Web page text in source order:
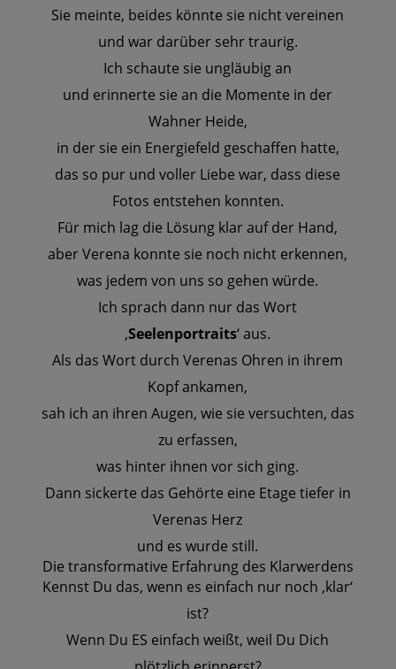
Sie meinte, beides könnte sie nicht vereinen
und war darüber sehr traurig.
Ich schaute sie ungläubig an
und erinnerte sie an die Momente in der
Wahner Heide,
in der sie ein Energiefeld geschaffen hatte,
das so pur und voller Liebe war, dass diese
Fotos entstehen konnten.
Für mich lag die Lösung klar auf der Hand,
aber Verena konnte sie noch nicht erkennen,
was jedem von uns so gehen würde.
Ich sprach dann nur das Wort
‚Seelenportraits‘ aus.
Als das Wort durch Verenas Ohren in ihrem
Kopf ankamen,
sah ich an ihren Augen, wie sie versuchten, das
zu erfassen,
was hinter ihnen vor sich ging.
Dann sickerte das Gehörte eine Etage tiefer in
Verenas Herz
und es wurde still.
Die transformative Erfahrung des Klarwerdens
Kennst Du das, wenn es einfach nur noch ‚klar‘
ist?
Wenn Du ES einfach weißt, weil Du Dich